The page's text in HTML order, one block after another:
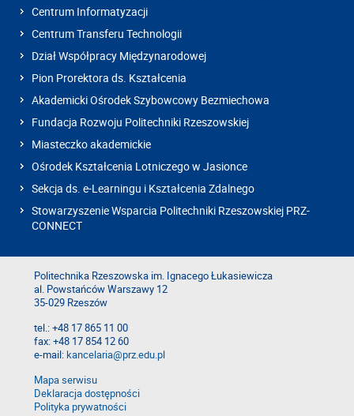
Centrum Informatyzacji
Centrum Transferu Technologii
Dział Współpracy Międzynarodowej
Pion Prorektora ds. Kształcenia
Akademicki Ośrodek Szybowcowy Bezmiechowa
Fundacja Rozwoju Politechniki Rzeszowskiej
Miasteczko akademickie
Ośrodek Kształcenia Lotniczego w Jasionce
Sekcja ds. e-Learningu i Kształcenia Zdalnego
Stowarzyszenie Wsparcia Politechniki Rzeszowskiej PRZ-
CONNECT
Politechnika Rzeszowska im. Ignacego Łukasiewicza
al. Powstańców Warszawy 12
35-029 Rzeszów
tel.: +48 17 865 11 00
fax: +48 17 854 12 60
e-mail:kancelaria@prz.edu.pl
Mapa serwisu
Deklaracja dostępności
Polityka prywatności